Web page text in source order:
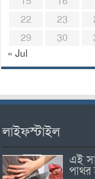
22
23
29
30
« Jul
লাইফস্টাইল
এই
পাথর